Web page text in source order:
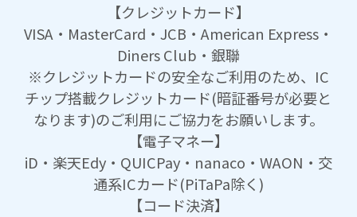
【クレジットカード】
VISA・MasterCard・JCB・American Express・
Diners Club・銀聯
※クレジットカードの安全なご利用のため、IC
チップ搭載クレジットカード(暗証番号が必要と
なります)のご利用にご協力をお願いします。
【電子マネー】
iD・楽天Edy・QUICPay・nanaco・WAON・交
通系ICカード(PiTaPa除く)
【コード決済】